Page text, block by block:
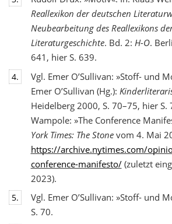
Reallexikon der deutschen
Neubearbeitung des Reallexikons
Literaturgeschichte. Bd. 2: H-O.
641, hier S. 639.
4.
Vgl. Emer O’Sullivan: »Stoff- und
Emer O’Sullivan (Hg.):
Heidelberg 2000, S. 70–75, hier S.
Wampole: »The Conference
York Times: The Stonevom 4. Mai
https://archive.nytimes.com/
conference-manifesto/(zuletzt
2023).
5.
Vgl. Emer O’Sullivan: »Stoff- und
S. 70.